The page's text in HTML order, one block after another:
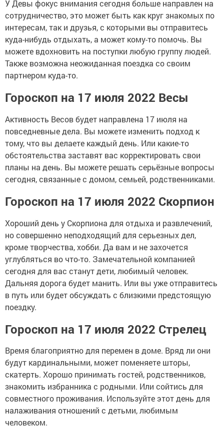
У Девы фокус внимания сегодня больше направлен на
сотрудничество, это может быть как круг знакомых по
интересам, так и друзья, с которыми вы отправитесь
куда-нибудь отдыхать, а может кому-то помочь. Вы
можете вдохновить на поступки любую группу людей.
Также возможна неожиданная поездка со своим
партнером куда-то.
Гороскоп на 17 июля 2022 Весы
Активность Весов будет направлена 17 июля на
повседневные дела. Вы можете изменить подход к
тому, что вы делаете каждый день. Или какие-то
обстоятельства заставят вас корректировать свои
планы на день. Вы можете решать серьёзные вопросы
сегодня, связанные с домом, семьей, родственниками.
Гороскоп на 17 июля 2022 Скорпион
Хороший день у Скорпиона для отдыха и развлечений,
но совершенно неподходящий для серьезных дел,
кроме творчества, хобби. Да вам и не захочется
углубляться во что-то. Замечательной компанией
сегодня для вас станут дети, любимый человек.
Дальняя дорога будет манить. Или вы уже отправитесь
в путь или будет обсуждать с близкими предстоящую
поездку.
Гороскоп на 17 июля 2022 Стрелец
Время благоприятно для перемен в доме. Вряд ли они
будут кардинальными, может поменяете шторы,
скатерть. Хорошо принимать гостей, родственников,
знакомить избранника с родными. Или сойтись для
совместного проживания. Используйте этот день для
налаживания отношений с детьми, любимым
человеком.